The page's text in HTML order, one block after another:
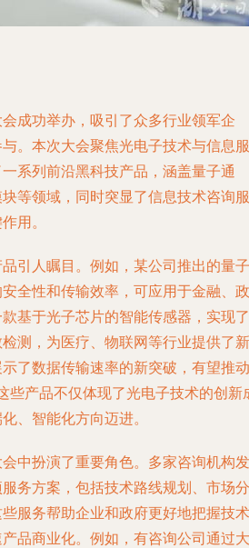
成功举办，吸引了众多行业领军企
。本次大会聚焦光电子技术与信息服
系列前沿黑科技产品，涵盖量子通
等领域，同时突显了信息技术咨询服
用。
引人瞩目。例如，某公司推出的量子
全性和传输效率，可应用于金融、政
基于光子芯片的智能传感器，实现了
测，为医疗、物联网等行业提供了新
了数据传输速率的新突破，有望推动
些产品不仅体现了光电子技术的创新
、智能化方向迈进。
中扮演了重要角色。多家咨询机构发
务方案，包括技术路线规划、市场分
服务帮助企业和政府更好地把握技术
品商业化。例如，有咨询公司通过大